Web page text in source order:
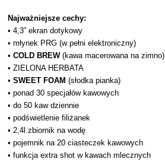
Najważniejsze cechy:
• 4,3” ekran dotykowy
• młynek PRG (w pełni elektroniczny)
• COLD BREW(kawa macerowana na zimno)
• ZIELONA HERBATA
• SWEET FOAM (słodka pianka)
• ponad 30 specjałów kawowych
• do 50 kaw dziennie
• podświetlenie filiżanek
• 2,4l zbiornik na wodę
• pojemnik na 20 ciasteczek kawowych
• funkcja extra shot w kawach mlecznych